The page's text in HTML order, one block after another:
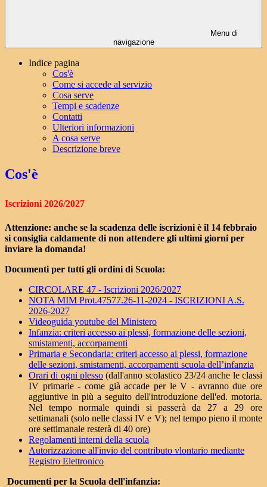
Menu di
navigazione
Indice pagina
Cos'è
Come si accede al servizio
Cosa serve
Tempi e scadenze
Contatti
Ulteriori informazioni
A cosa serve
Descrizione breve
Cos'è
Iscrizioni 2026/2027
Attenzione: anche se la scadenza delle iscrizioni è il 14 febbraio
si consiglia caldamente di non attendere gli ultimi giorni per
inviare la domanda!
Documenti per tutti gli ordini di Scuola:
CIRCOLARE 47 - Iscrizioni 2026/2027
NOTA MIM Prot.47577.26-11-2024 - ISCRIZIONI A.S.
2026-2027
Videoguida youtube del Ministero
Infanzia: criteri accesso ai plessi, formazione delle sezioni,
smistamenti, accorpamenti
Primaria e Secondaria: criteri accesso ai plessi, formazione
delle sezioni, smistamenti, accorpamenti scuola dell’infanzia
Orari di ogni plesso (dall'anno scolastico 23/24 anche le classi
IV primarie - come già accade per le V - avranno due ore
aggiuntive in più a seguito dell'introduzione dell'ed. motoria.
Nel tempo normale quindi si passerà da 27 a 29 ore
settimanali (solo nelle classi IV e V); nel tempo pieno il monte
ore settimanale resterà di 40 ore)
Regolamenti interni della scuola
Autorizzazione all'invio del contributo vlontario mediante
Registro Elettronico
Documenti per la Scuola dell'infanzia: